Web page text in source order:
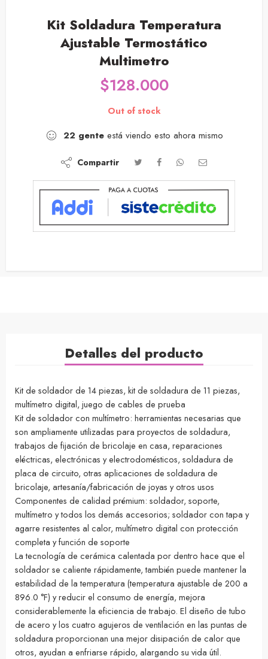
Kit Soldadura Temperatura
Ajustable Termostático
Multimetro
$128.000
Out of stock
22 genteestá viendo esto ahora mismo
Compartir
Detalles del producto
Kit de soldador de 14 piezas, kit de soldadura de 11 piezas,
multímetro digital, juego de cables de prueba
Kit de soldador con multímetro: herramientas necesarias que
son ampliamente utilizadas para proyectos de soldadura,
trabajos de fijación de bricolaje en casa, reparaciones
eléctricas, electrónicas y electrodomésticos, soldadura de
placa de circuito, otras aplicaciones de soldadura de
bricolaje, artesanía/fabricación de joyas y otros usos
Componentes de calidad prémium: soldador, soporte,
multímetro y todos los demás accesorios; soldador con tapa y
agarre resistentes al calor, multímetro digital con protección
completa y función de soporte
La tecnología de cerámica calentada por dentro hace que el
soldador se caliente rápidamente, también puede mantener la
estabilidad de la temperatura (temperatura ajustable de 200 a
896.0 °F) y reducir el consumo de energía, mejora
considerablemente la eficiencia de trabajo. El diseño de tubo
de acero y los cuatro agujeros de ventilación en las puntas de
soldadura proporcionan una mejor disipación de calor que
otros, ayudan a enfriarse rápido, alargando su vida útil.